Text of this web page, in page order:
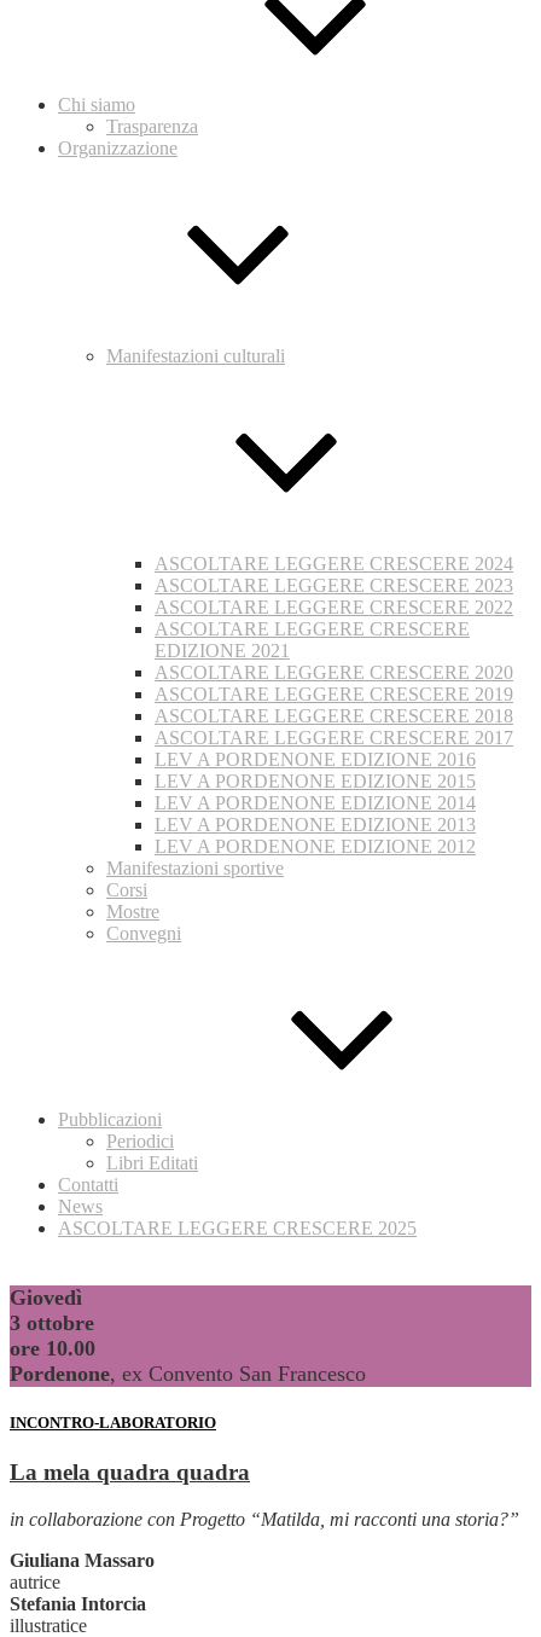
Chi siamo
Trasparenza
Organizzazione
Manifestazioni culturali
ASCOLTARE LEGGERE CRESCERE 2024
ASCOLTARE LEGGERE CRESCERE 2023
ASCOLTARE LEGGERE CRESCERE 2022
ASCOLTARE LEGGERE CRESCERE
EDIZIONE 2021
ASCOLTARE LEGGERE CRESCERE 2020
ASCOLTARE LEGGERE CRESCERE 2019
ASCOLTARE LEGGERE CRESCERE 2018
ASCOLTARE LEGGERE CRESCERE 2017
LEV A PORDENONE EDIZIONE 2016
LEV A PORDENONE EDIZIONE 2015
LEV A PORDENONE EDIZIONE 2014
LEV A PORDENONE EDIZIONE 2013
LEV A PORDENONE EDIZIONE 2012
Manifestazioni sportive
Corsi
Mostre
Convegni
Pubblicazioni
Periodici
Libri Editati
Contatti
News
ASCOLTARE LEGGERE CRESCERE 2025
Giovedì
3 ottobre
ore 10.00
Pordenone, ex Convento San Francesco
INCONTRO-LABORATORIO
La mela quadra quadra
in collaborazione con Progetto “Matilda, mi racconti una storia?”
Giuliana Massaro
autrice
Stefania Intorcia
illustratice